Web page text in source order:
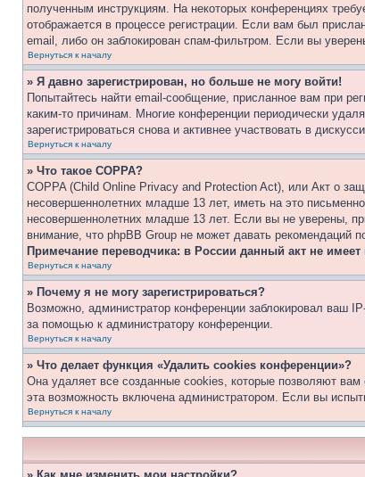
полученным инструкциям. На некоторых конференциях
отображается в процессе регистрации. Если вам был
email, либо он заблокирован спам-фильтром. Если вы
Вернуться к началу
» Я давно зарегистрирован, но больше не могу войти!
Попытайтесь найти email-сообщение, присланное вам при
каким-то причинам. Многие конференции периодически
зарегистрироваться снова и активнее участвовать в
Вернуться к началу
» Что такое COPPA?
COPPA (Child Online Privacy and Protection Act), или Акт о
несовершеннолетних младше 13 лет, иметь на это
несовершеннолетних младше 13 лет. Если вы не уверены,
внимание, что phpBB Group не может давать рекомендаций
Примечание переводчика: в России данный акт не
Вернуться к началу
» Почему я не могу зарегистрироваться?
Возможно, администратор конференции заблокировал ваш
за помощью к администратору конференции.
Вернуться к началу
» Что делает функция «Удалить cookies конференции»?
Она удаляет все созданные cookies, которые позволяют
эта возможность включена администратором. Если вы
Вернуться к началу